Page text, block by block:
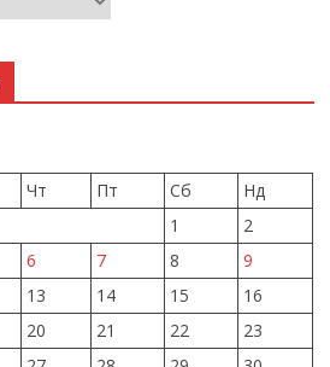
Чт Пт Сб
Нд
1
2
6 7 8
9
13 14 15
16
20 21 22
23